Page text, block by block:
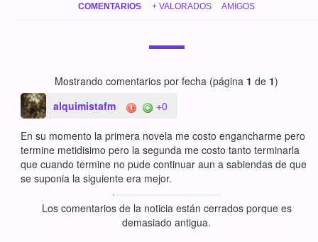
COMENTARIOS + VALORADOS AMIGOS
Mostrando comentarios por fecha (página 1 de 1)
alquimistafm
+0
En su momento la primera novela me costo engancharme pero
termine metidisimo pero la segunda me costo tanto terminarla
que cuando termine no pude continuar aun a sabiendas de que
se suponia la siguiente era mejor.
Los comentarios de la noticia están cerrados porque es
demasiado antigua.